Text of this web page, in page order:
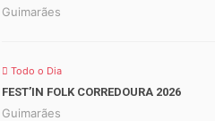
Guimarães
Todo o Dia
FEST’IN FOLK CORREDOURA 2026
Guimarães